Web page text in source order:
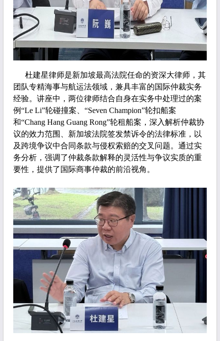
杜建星律师是新加坡最高法院任命的资深大律师，其
团队专精海事与航运法领域，兼具丰富的国际仲裁实务
经验。讲座中，两位律师结合自身在实务中处理过的案
例“Le Li”轮碰撞案、“Seven Champion”轮扣船案
和“Chang Hang Guang Rong”轮租船案，深入解析仲裁协
议的效力范围、新加坡法院签发禁诉令的法律标准，以
及跨境争议中合同条款与侵权索赔的交叉问题。通过实
务分析，强调了仲裁条款解释的灵活性与争议实质的重
要性，提供了 国际商事仲裁的前沿视角。